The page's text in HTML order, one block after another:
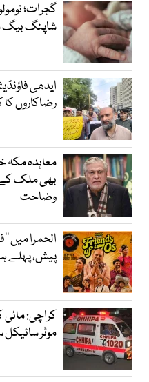
گجرات؛
شاپنگ بیگ
رضاکاروں
معاہدہ مکہ
بھی ملک کے
وضاحت
الحمرا میں
پیش، پہلے
کراچی: مائی
موٹر سائیکل